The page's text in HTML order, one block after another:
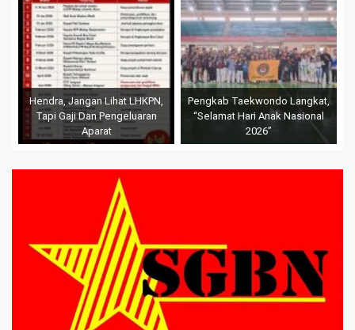
Hendra, Jangan Lihat LHKPN,
Tapi Gaji Dan Pengeluaran
Aparat
Pengkab Taekwondo Langkat,
“Selamat Hari Anak Nasional
2026”